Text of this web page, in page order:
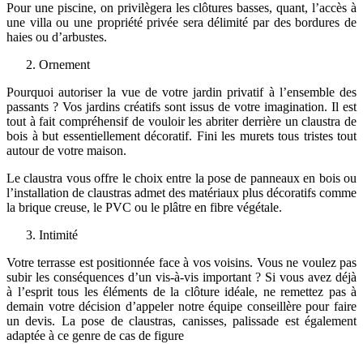
Pour une piscine, on privilègera les clôtures basses, quant, l’accès à
une villa ou une propriété privée sera délimité par des bordures de
haies ou d’arbustes.
Ornement
Pourquoi autoriser la vue de votre jardin privatif à l’ensemble des
passants ? Vos jardins créatifs sont issus de votre imagination. Il est
tout à fait compréhensif de vouloir les abriter derrière un claustra de
bois à but essentiellement décoratif. Fini les murets tous tristes tout
autour de votre maison.
Le claustra vous offre le choix entre la pose de panneaux en bois ou
l’installation de claustras admet des matériaux plus décoratifs comme
la brique creuse, le PVC ou le plâtre en fibre végétale.
Intimité
Votre terrasse est positionnée face à vos voisins. Vous ne voulez pas
subir les conséquences d’un vis-à-vis important ? Si vous avez déjà
à l’esprit tous les éléments de la clôture idéale, ne remettez pas à
demain votre décision d’appeler notre équipe conseillère pour faire
un devis. La pose de claustras, canisses, palissade est également
adaptée à ce genre de cas de figure